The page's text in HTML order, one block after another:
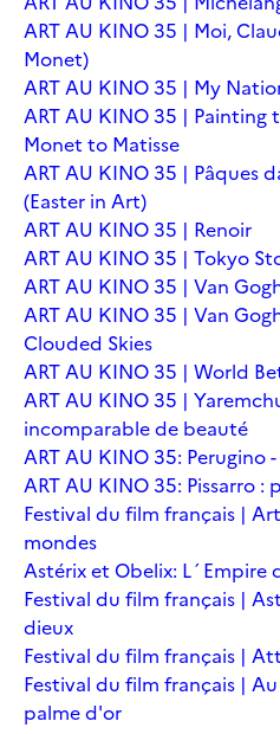
ART AU KINO 35 | Moi,
Monet)
ART AU KINO 35 | My
ART AU KINO 35 | Painting
Monet to Matisse
ART AU KINO 35 | Pâques
(Easter in Art)
ART AU KINO 35 | Renoir
ART AU KINO 35 | Tokyo
ART AU KINO 35 | Van
ART AU KINO 35 | Van
Clouded Skies
ART AU KINO 35 | World
ART AU KINO 35 |
incomparable de beauté
ART AU KINO 35: Perugino
ART AU KINO 35: Pissarro :
Festival du film français |
mondes
Astérix et Obelix: L´Empire
Festival du film français |
dieux
Festival du film français |
Festival du film français |
palme d'or